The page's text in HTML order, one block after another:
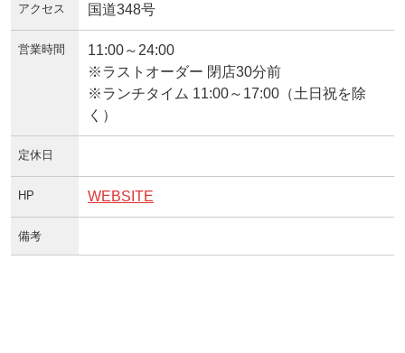
アクセス 国道348号
営業時間
11:00～24:00
※ラストオーダー 閉店30分前
※ランチタイム 11:00～17:00（土日祝を除
く）
定休日
HP WEBSITE
備考